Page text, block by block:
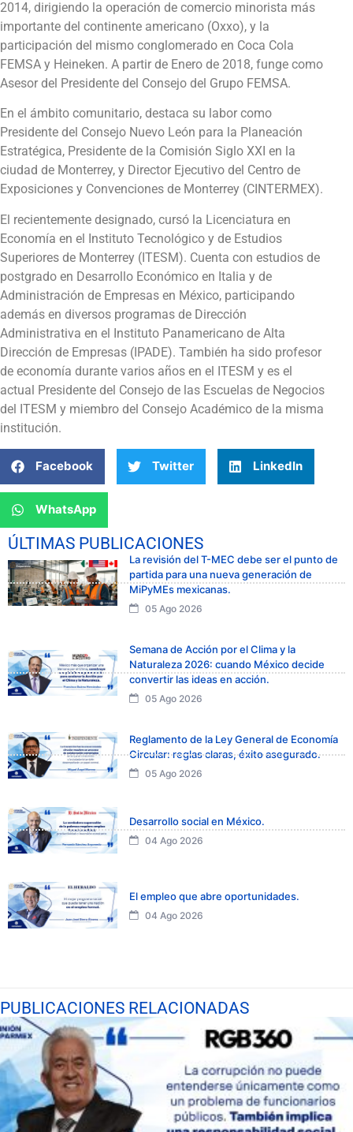
2014, dirigiendo la operación de comercio minorista más
importante del continente americano (Oxxo), y la
participación del mismo conglomerado en Coca Cola
FEMSA y Heineken. A partir de Enero de 2018, funge como
Asesor del Presidente del Consejo del Grupo FEMSA.
En el ámbito comunitario, destaca su labor como
Presidente del Consejo Nuevo León para la Planeación
Estratégica, Presidente de la Comisión Siglo XXI en la
ciudad de Monterrey, y Director Ejecutivo del Centro de
Exposiciones y Convenciones de Monterrey (CINTERMEX).
El recientemente designado, cursó la Licenciatura en
Economía en el Instituto Tecnológico y de Estudios
Superiores de Monterrey (ITESM). Cuenta con estudios de
postgrado en Desarrollo Económico en Italia y de
Administración de Empresas en México, participando
además en diversos programas de Dirección
Administrativa en el Instituto Panamericano de Alta
Dirección de Empresas (IPADE). También ha sido profesor
de economía durante varios años en el ITESM y es el
actual Presidente del Consejo de las Escuelas de Negocios
del ITESM y miembro del Consejo Académico de la misma
institución.
Facebook Twitter LinkedIn
WhatsApp
ÚLTIMAS PUBLICACIONES
La revisión del T-MEC debe ser el punto de
partida para una nueva generación de
MiPyMEs mexicanas.
05 Ago 2026
Semana de Acción por el Clima y la
Naturaleza 2026: cuando México decide
convertir las ideas en acción.
05 Ago 2026
Reglamento de la Ley General de Economía
Circular: reglas claras, éxito asegurado.
05 Ago 2026
Desarrollo social en México.
04 Ago 2026
El empleo que abre oportunidades.
04 Ago 2026
PUBLICACIONES RELACIONADAS